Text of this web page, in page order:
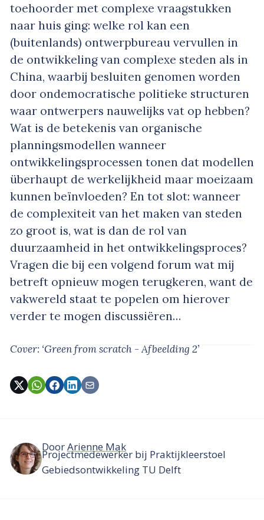
toehoorder met complexe vraagstukken
naar huis ging: welke rol kan een
(buitenlands) ontwerpbureau vervullen in
de ontwikkeling van complexe steden als in
China, waarbij besluiten genomen worden
door ondemocratische politieke structuren
waar ontwerpers nauwelijks vat op hebben?
Wat is de betekenis van organische
planningsmodellen wanneer
ontwikkelingsprocessen tonen dat modellen
überhaupt de werkelijkheid maar moeizaam
kunnen beïnvloeden? En tot slot: wanneer
de complexiteit van het maken van steden
zo groot is, wat is dan de rol van
duurzaamheid in het ontwikkelingsproces?
Vragen die bij een volgend forum wat mij
betreft opnieuw mogen terugkeren, want de
vakwereld staat te popelen om hierover
verder te mogen discussiëren…
Cover: ‘Green from scratch - Afbeelding 2’
DoorArienne Mak
Projectmedewerker bij Praktijkleerstoel
Gebiedsontwikkeling TU Delft